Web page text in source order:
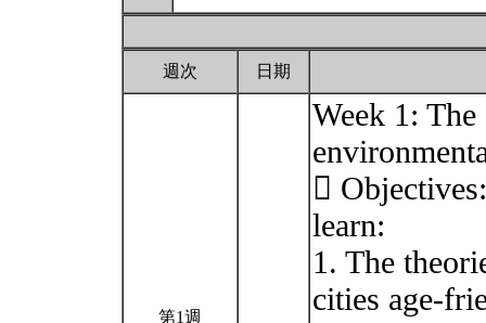
週次 日期
第1週
Week 1:

learn:
1. The
cities age-